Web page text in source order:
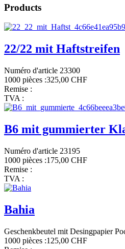
Products
22/22 mit Haftstreifen
Numéro d'article 23300
1000 pièces :325,00 CHF
Remise :
TVA :
B6 mit gummierter
Numéro d'article 23195
1000 pièces :175,00 CHF
Remise :
TVA :
Bahia
Geschenkbeutel mit Desingpapier
1000 pièces :125,00 CHF